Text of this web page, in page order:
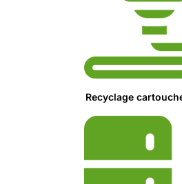
Recyclage